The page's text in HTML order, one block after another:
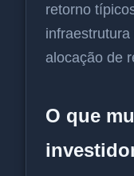
retorno
alocação de
O que